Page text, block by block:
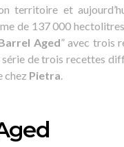
territoire et
de 137 000
Aged” avec trois
série de trois recettes
chez Pietra.